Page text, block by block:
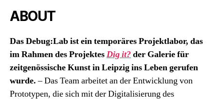
ABOUT
Das Debug:Lab ist ein temporäres Projektlabor, das
im Rahmen des ProjektesDig it?der Galerie für
zeitgenössische Kunst in Leipzig ins Leben gerufen
wurde.– Das Team arbeitet an der Entwicklung von
Prototypen, die sich mit der Digitalisierung des